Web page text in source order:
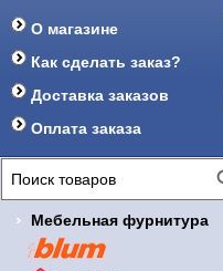
О магазине
Как сделать заказ?
Доставка заказов
Оплата заказа
Мебельная фурнитура